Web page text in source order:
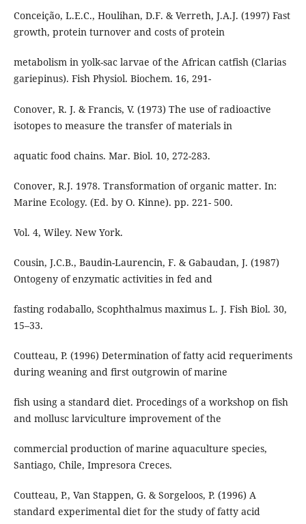
Conceição, L.E.C., Houlihan, D.F. & Verreth, J.A.J. (1997) Fast
growth, protein turnover and costs of protein
metabolism in yolk-sac larvae of the African catfish (Clarias
gariepinus). Fish Physiol. Biochem. 16, 291-
Conover, R. J. & Francis, V. (1973) The use of radioactive
isotopes to measure the transfer of materials in
aquatic food chains. Mar. Biol. 10, 272-283.
Conover, R.J. 1978. Transformation of organic matter. In:
Marine Ecology. (Ed. by O. Kinne). pp. 221- 500.
Vol. 4, Wiley. New York.
Cousin, J.C.B., Baudin-Laurencin, F. & Gabaudan, J. (1987)
Ontogeny of enzymatic activities in fed and
fasting rodaballo, Scophthalmus maximus L. J. Fish Biol. 30,
15–33.
Coutteau, P. (1996) Determination of fatty acid requeriments
during weaning and first outgrowin of marine
fish using a standard diet. Procedings of a workshop on fish
and mollusc larviculture improvement of the
commercial production of marine aquaculture species,
Santiago, Chile, Impresora Creces.
Coutteau, P., Van Stappen, G. & Sorgeloos, P. (1996) A
standard experimental diet for the study of fatty acid